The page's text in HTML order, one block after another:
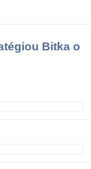
Bitka o